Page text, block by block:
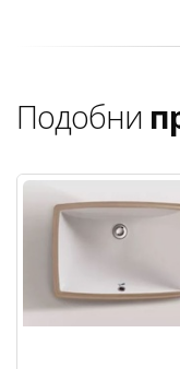
Подобни